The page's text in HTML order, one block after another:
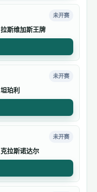
拉斯维加斯王牌
未开赛
坦珀利
未开赛
克拉斯诺达尔
未开赛